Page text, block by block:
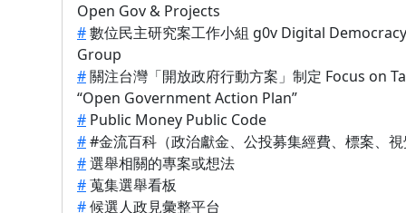
Open Gov & Projects
#數位民主研究案工作小組 g0v Digital
Group
#關注台灣「開放政府行動方案」制定 Focus on
“Open Government Action Plan”
# Public Money Public Code
##金流百科（政治獻金、公投募集經費、標案、
#選舉相關的專案或想法
#蒐集選舉看板
#候選人政見彙整平台